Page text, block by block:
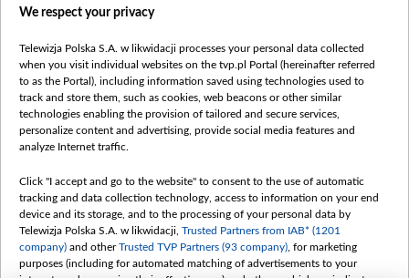
Правила использования материалов
Безопасность
Youtube
Белсат news
Белсат Life
Belsat English
Biełsat PL
Белсат Now
Белсат Shorts
We respect your privacy
Telewizja Polska S.A. w likwidacji processes your personal data collected
when you visit individual websites on the tvp.pl Portal (hereinafter referred
to as the Portal), including information saved using technologies used to
track and store them, such as cookies, web beacons or other similar
technologies enabling the provision of tailored and secure services,
personalize content and advertising, provide social media features and
analyze Internet traffic.
Click "I accept and go to the website" to consent to the use of automatic
tracking and data collection technology, access to information on your end
device and its storage, and to the processing of your personal data by
Telewizja Polska S.A. w likwidacji, Trusted Partners from IAB* (1201
company) and otherTrusted TVP Partners (93 company) , for marketing
purposes (including for automated matching of advertisements to your